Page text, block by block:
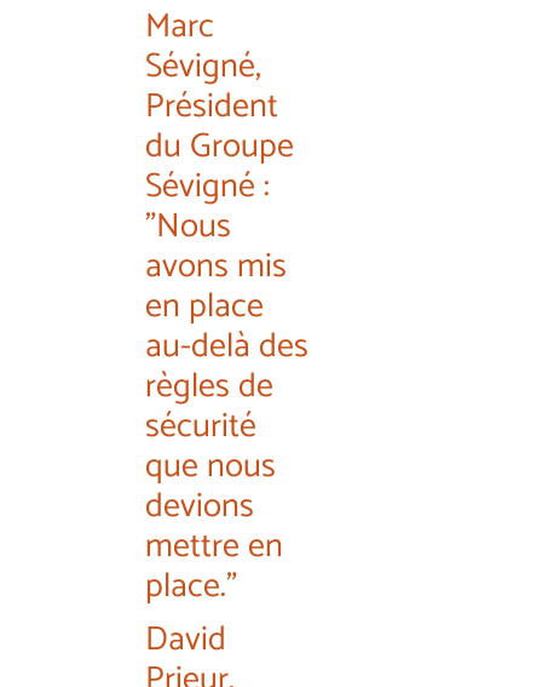
Marc
Sévigné,
Président
du Groupe
Sévigné :
"Nous
avons mis
en place
au-delà des
règles de
sécurité
que nous
devions
mettre en
place."
David